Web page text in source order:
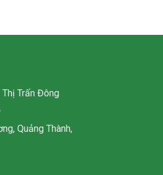
Thị Trấn Đông
Quảng Thành,